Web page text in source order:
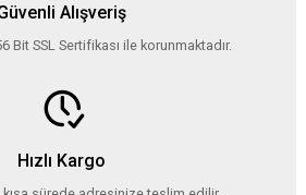
Alışveriş
Bit SSL Sertifikası ile korunmaktadır.
Hızlı Kargo